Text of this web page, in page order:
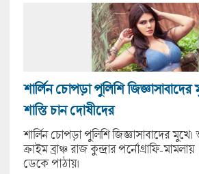
শার্লিন চোপড়া পুলিশি জিজ্ঞাসাবাদের
শাস্তি চান দোষীদের
শার্লিন চোপড়া পুলিশি জিজ্ঞাসাবাদের
ক্রাইম ব্রাঞ্চ রাজ কুন্দ্রার পর্নোগ্রাফি-
ডেকে পাঠায়।